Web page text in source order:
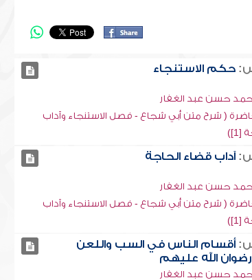
حكم الاستنجاء
حسن عبد الغفار
( شرح متن أبي شجاع - فصل الاستنجاء وآداب
آداب قضاء الحاجة
حسن عبد الغفار
( شرح متن أبي شجاع - فصل الاستنجاء وآداب
أقسام الناس في السب واللعن
الله عليهم
حسن عبد الغفار